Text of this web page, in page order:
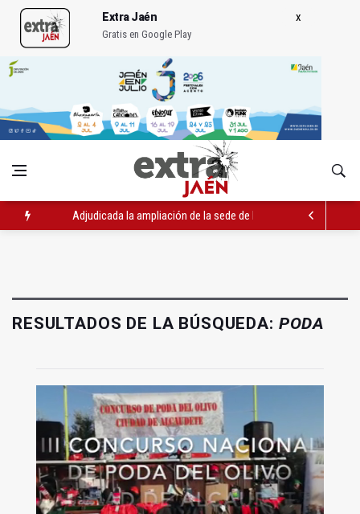
Extra Jaén
Gratis en Google Play
Adjudicada la ampliación de la sede de la Junta en la avenida
RESULTADOS DE LA BÚSQUEDA: PODA